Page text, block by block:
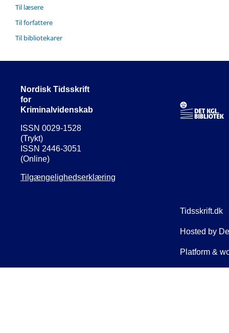
Til læsere
Til forfattere
Til bibliotekarer
Nordisk Tidsskrift
for
Kriminalvidenskab
ISSN 0029-1528
(Trykt)
ISSN 2446-3051
(Online)
Tilgængelighedserklæring